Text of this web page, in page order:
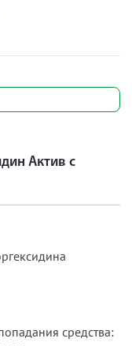
Актив с
средства: